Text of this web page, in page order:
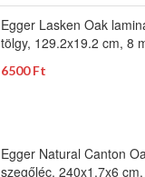
Egger Lasken Oak
tölgy, 129.2x19.2 cm, 8
6500 Ft
Egger Natural Canton
szegőléc, 240x1.7x6